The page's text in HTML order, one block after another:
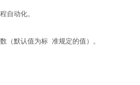
自动化。
（默认值为标 准规定的值）。